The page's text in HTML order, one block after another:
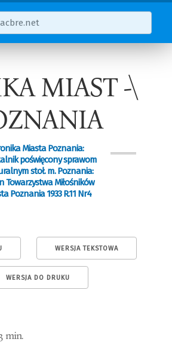
MIAST -\
Miasta Poznania:
poświęcony sprawom
stoł. m. Poznania:
Towarzystwa Miłośników
Poznania 1933 R.11 Nr4
WERSJA TEKSTOWA
WERSJA DO DRUKU
min.